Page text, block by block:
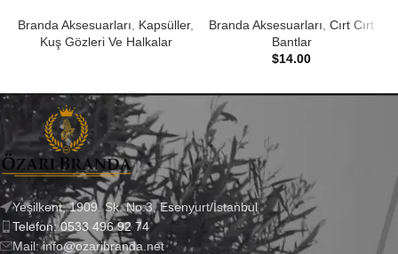
Branda Aksesuarları Kapsüller,
Kuş Gözleri Ve Halkalar
Branda Aksesuarları ,Cırt Cırt
Bantlar
$14.00
Yeşilkent, 1909. Sk. No:3, Esenyurt/İstanbul
Telefon: 0533 496 92 74
Mail: info@ozaribranda.net